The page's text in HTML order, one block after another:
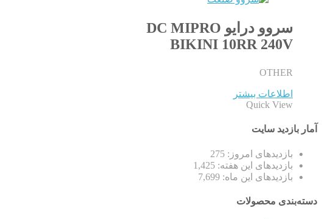
سروو درایو DC MIPRO
BIKINI 10RR 240V
OTHER
اطلاعات بیشتر
Quick View
آمار بازدید سایت
بازدیدهای امروز: 275
بازدیدهای این هفته: 1,425
بازدیدهای این ماه: 7,699
دسته‌بندی محصولات